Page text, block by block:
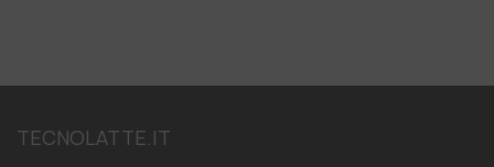
TECNOLATTE.IT